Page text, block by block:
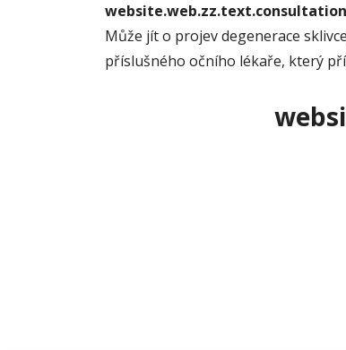
Může jít o projev degenerace
příslušného očního lékaře, který